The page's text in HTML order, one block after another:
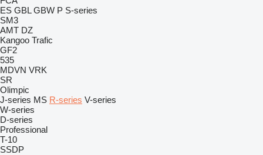
ES GBL GBW P S-series
SM3
AMT DZ
Kangoo Trafic
GF2
535
MDVN VRK
SR
Olimpic
J-series MS R-series V-series
W-series
D-series
Professional
T-10
SSDP